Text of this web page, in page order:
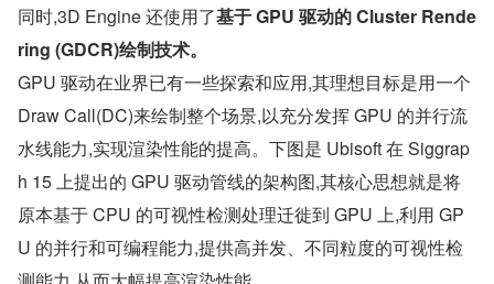
同时,3D Engine 还使用了基于 GPU 驱动的 Cluster Rende
ring (GDCR)绘制技术。
GPU 驱动在业界已有一些探索和应用,其理想目标是用一个
Draw Call(DC)来绘制整个场景,以充分发挥 GPU 的并行流
水线能力,实现渲染性能的提高。下图是 Ubisoft 在 Siggrap
h 15 上提出的 GPU 驱动管线的架构图,其核心思想就是将
原本基于 CPU 的可视性检测处理迁徙到 GPU 上,利用 GP
U 的并行和可编程能力,提供高并发、不同粒度的可视性检